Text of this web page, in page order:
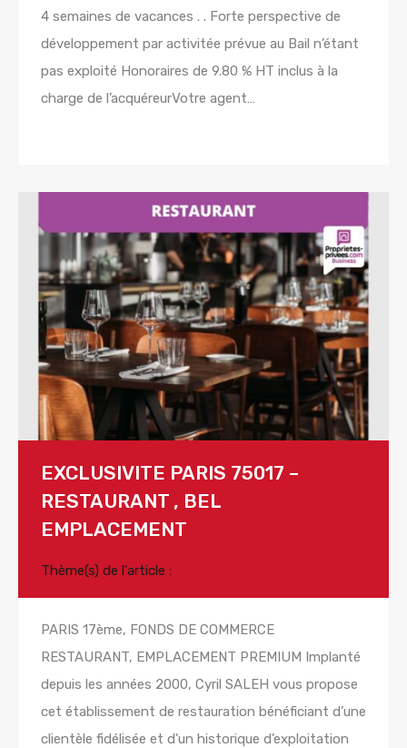
4 semaines de vacances . . Forte perspective de
développement par activitée prévue au Bail n’étant
pas exploité Honoraires de 9.80 % HT inclus à la
charge de l’acquéreurVotre agent…
EXCLUSIVITE PARIS 75017 –
RESTAURANT , BEL
EMPLACEMENT
Thème(s) de l'article :
PARIS 17ème, FONDS DE COMMERCE
RESTAURANT, EMPLACEMENT PREMIUM Implanté
depuis les années 2000, Cyril SALEH vous propose
cet établissement de restauration bénéficiant d’une
clientèle fidélisée et d’un historique d’exploitation